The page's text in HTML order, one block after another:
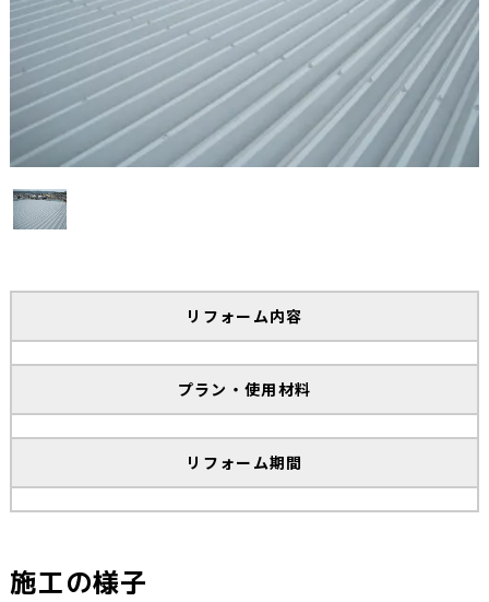
リフォーム内容
プラン・使用材料
リフォーム期間
施工の様子